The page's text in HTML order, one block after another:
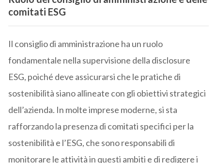
comitati ESG
Il consiglio di amministrazione ha un ruolo
fondamentale nella supervisione della disclosure
ESG, poiché deve assicurarsi che le pratiche di
sostenibilità siano allineate con gli obiettivi strategici
dell’azienda. In molte imprese moderne, si sta
rafforzando la presenza di comitati specifici per la
sostenibilità e l’ESG, che sono responsabili di
monitorare le attività in questi ambiti e di redigere i